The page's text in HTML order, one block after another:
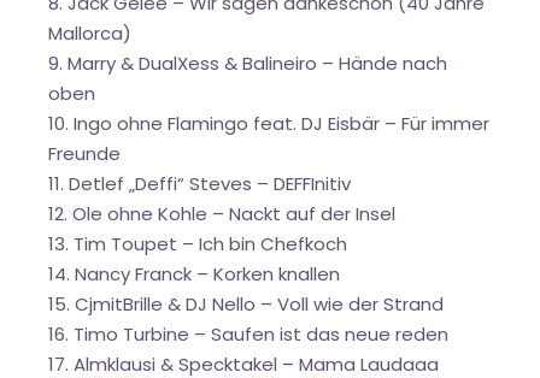
Mallorca)
9. Marry & DualXess & Balineiro – Hände nach
oben
10. Ingo ohne Flamingo feat. DJ Eisbär – Für immer
Freunde
11. Detlef „Deffi“ Steves – DEFFInitiv
12. Ole ohne Kohle – Nackt auf der Insel
13. Tim Toupet – Ich bin Chefkoch
14. Nancy Franck – Korken knallen
15. CjmitBrille & DJ Nello – Voll wie der Strand
16. Timo Turbine – Saufen ist das neue reden
17. Almklausi & Specktakel – Mama Laudaaa